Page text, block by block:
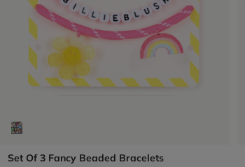
Set Of 3 Fancy Beaded Bracelets